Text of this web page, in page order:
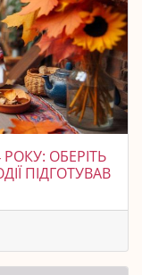
ОБЕРІТЬ
ПІДГОТУВАВ